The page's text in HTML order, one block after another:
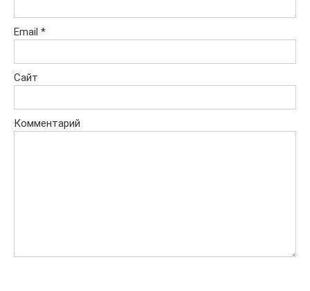
Email *
Сайт
Комментарий